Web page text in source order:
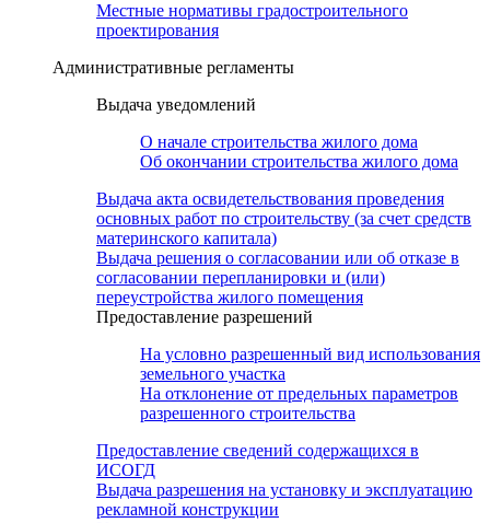
Местные нормативы градостроительного
проектирования
Административные регламенты
Выдача уведомлений
О начале строительства жилого дома
Об окончании строительства жилого дома
Выдача акта освидетельствования проведения
основных работ по строительству (за счет средств
материнского капитала)
Выдача решения о согласовании или об отказе в
согласовании перепланировки и (или)
переустройства жилого помещения
Предоставление разрешений
На условно разрешенный вид использования
земельного участка
На отклонение от предельных параметров
разрешенного строительства
Предоставление сведений содержащихся в
ИСОГД
Выдача разрешения на установку и эксплуатацию
рекламной конструкции